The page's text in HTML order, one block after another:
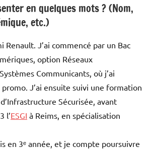
en quelques mots ? (Nom,
etc.)
Renault. J’ai commencé par un Bac
option Réseaux
Communicants, où j’ai
J’ai ensuite suivi une formation
Sécurisée, avant
l’ESGI à Reims, en spécialisation
en 3ᵉ année, et je compte poursuivre